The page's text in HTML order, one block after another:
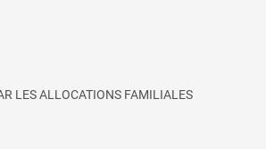
LES ALLOCATIONS FAMILIALES